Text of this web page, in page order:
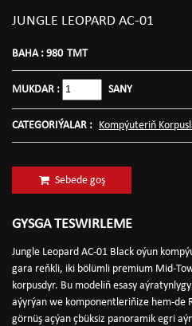
JUNGLE LEOPARD AC-01
BAHA : 980 TMT
MUKDAR : SANY
CATEGORIÝALAR : Kompýuteriň
Sebede goş
GYSGA TESWIRLEME
Jungle Leopard AC-01 Black oýun
gara reňkli, iki bölümli premium Mid-
korpusdyr. Bu modeliň esasy
aýyrýan we komponentleriňize hem-de
görnüş açýan çbüksiz panoramik egri